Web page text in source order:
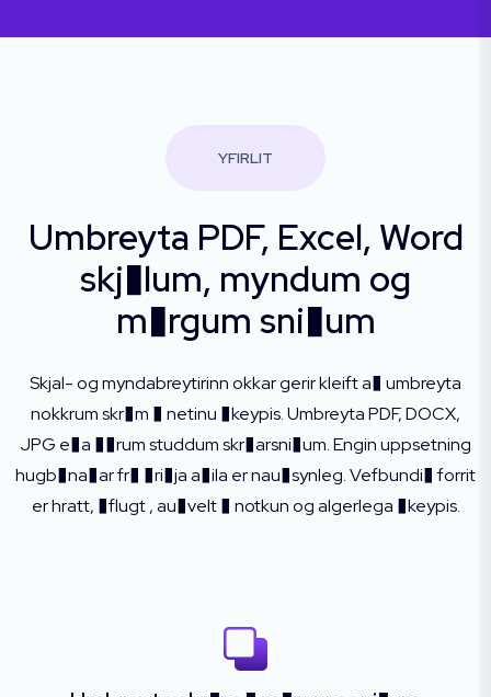
YFIRLIT
Umbreyta PDF, Excel, Word
skj�lum, myndum og
m�rgum sni�um
Skjal- og myndabreytirinn okkar gerir kleift a� umbreyta
nokkrum skr�m � netinu �keypis. Umbreyta PDF, DOCX,
JPG e�a ��rum studdum skr�arsni�um. Engin uppsetning
hugb�na�ar fr� �ri�ja a�ila er nau�synleg. Vefbundi� forrit
er hratt, �flugt , au�velt � notkun og algerlega �keypis.